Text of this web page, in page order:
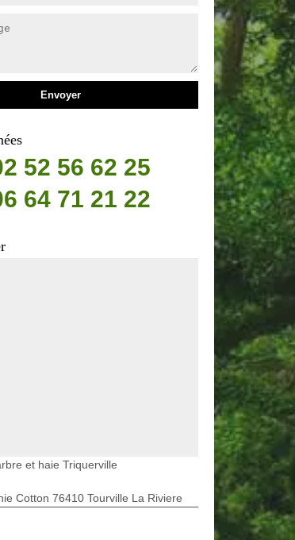
52 56 62 25
64 71 21 22
et haie Triquerville
Cotton 76410 Tourville La Riviere